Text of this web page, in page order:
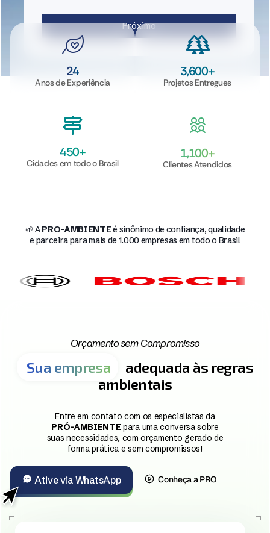
Próximo
24
Anos de Experiência
3,600+
Projetos Entregues
450+
Cidades em todo o Brasil
1,100+
Clientes Atendidos
🌱 APRO-AMBIENTEé sinônimo de confiança, qualidade
e parceira para mais de 1.000 empresas em todo o Brasil
Orçamento sem Compromisso
Sua empresa
adequada às regras
ambientais
Entre em contato com os especialistas da
PRÓ-AMBIENTE para uma conversa sobre
suas necessidades, com orçamento gerado de
forma prática e sem compromissos!
Ative via WhatsApp Conheça a PRO